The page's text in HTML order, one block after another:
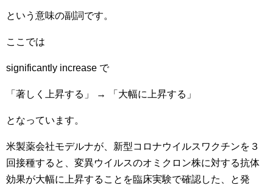
という意味の副詞です。
ここでは
significantly increase で
「著しく上昇する」 → 「大幅に上昇する」
となっています。
米製薬会社モデルナが、新型コロナウイルスワクチンを３
回接種すると、変異ウイルスのオミクロン株に対する抗体
効果が大幅に上昇することを臨床実験で確認した、と発